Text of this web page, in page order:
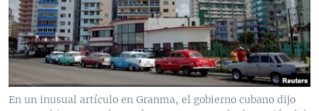
VENEZUELA
BRASIL
NICARAGUA
ECONOMÍA
ENTRETENIMIENTO Y CULTURA
TECNOLOGÍA
DEPORTES
MULTIMEDIA
VIDEOS
FOTOGRAFÍA
AUDIOS
PROGRAMAS TV
EL MUNDO AL DÍA
FORO INTERAMERICANO
RADIO
AVANCE INFORMATIVO
DIRECT
En un inusual artículo en Granma, el gobierno cubano dijo